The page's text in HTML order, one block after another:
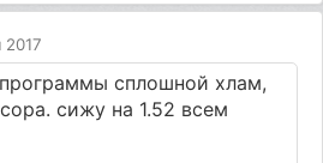
сплошной хлам,
сижу на 1.52 всем